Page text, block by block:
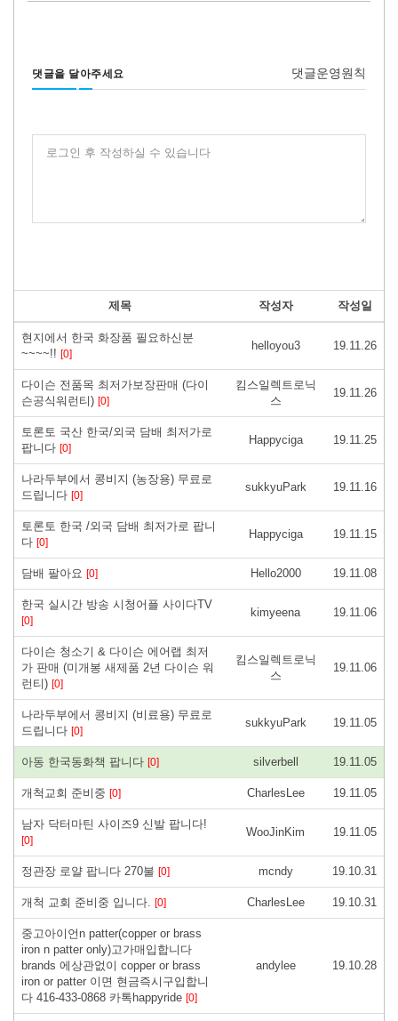
댓글을 달아주세요 댓글운영원칙
로그인 후 작성하실 수 있습니다
제목 작성자 작성일
현지에서 한국 화장품 필요하신분
~~~~!! [0]
helloyou3 19.11.26
다이슨 전품목 최저가보장판매 (다이
슨공식워런티) [0]
킴스일렉트로닉
스
19.11.26
토론토 국산 한국/외국 담배 최저가로
팝니다 [0]
Happyciga 19.11.25
나라두부에서 콩비지 (농장용) 무료로
드립니다 [0]
sukkyuPark 19.11.16
토론토 한국 /외국 담배 최저가로 팝니
다 [0]
Happyciga 19.11.15
담배 팔아요 [0] Hello2000 19.11.08
한국 실시간 방송 시청어플 사이다TV
[0]
kimyeena 19.11.06
다이슨 청소기 & 다이슨 에어랩 최저
가 판매 (미개봉 새제품 2년 다이슨 워
런티) [0]
킴스일렉트로닉
스
19.11.06
나라두부에서 콩비지 (비료용) 무료로
드립니다 [0]
sukkyuPark 19.11.05
아동 한국동화책 팝니다 [0] silverbell 19.11.05
개척교회 준비중 [0] CharlesLee 19.11.05
남자 닥터마틴 사이즈9 신발 팝니다!
[0]
WooJinKim 19.11.05
정관장 로얄 팝니다 270불 [0] mcndy 19.10.31
개척 교회 준비중 입니다. [0] CharlesLee 19.10.31
중고아이언n patter(copper or brass
iron n patter only)고가매입합니다
brands 에상관없이 copper or brass
iron or patter 이면 현금즉시구입합니
다 416-433-0868 카톡happyride [0]
andylee 19.10.28